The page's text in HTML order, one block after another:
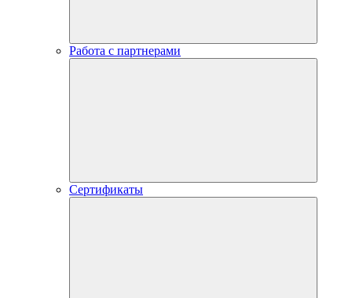
Работа с партнерами
Сертификаты